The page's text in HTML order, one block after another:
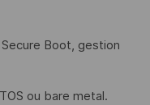
Boot, gestion
ou bare metal.